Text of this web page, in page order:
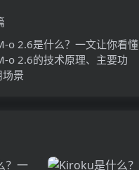
o 2.6是什么？一文让你看懂
o 2.6的技术原理、主要功
景